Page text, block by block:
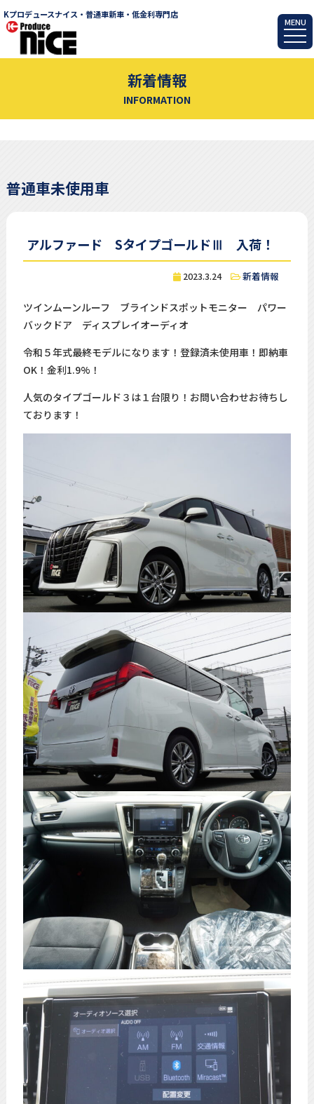
Kプロデュースナイス・普通車新車・低金利専門店
MENU
新着情報
INFORMATION
普通車未使用車
アルファード SタイプゴールドⅢ 入荷！
2023.3.24 新着情報
ツインムーンルーフ ブラインドスポットモニター パワー
バックドア ディスプレイオーディオ
令和５年式最終モデルになります！登録済未使用車！即納車
OK！金利1.9%！
人気のタイプゴールド３は１台限り！お問い合わせお待ちし
ております！